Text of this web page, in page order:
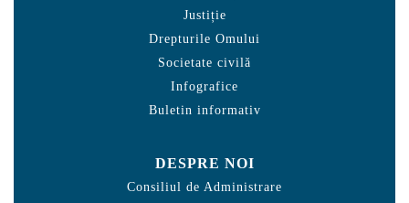
Justiție
Drepturile Omului
Societate civilă
Infografice
Buletin informativ
DESPRE NOI
Consiliul de Administrare